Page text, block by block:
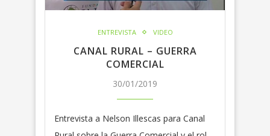
ENTREVISTA VIDEO
CANAL RURAL – GUERRA
COMERCIAL
30/01/2019
Entrevista a Nelson Illescas para Canal